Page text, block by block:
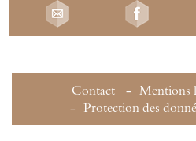
Contact Mentions
Protection des